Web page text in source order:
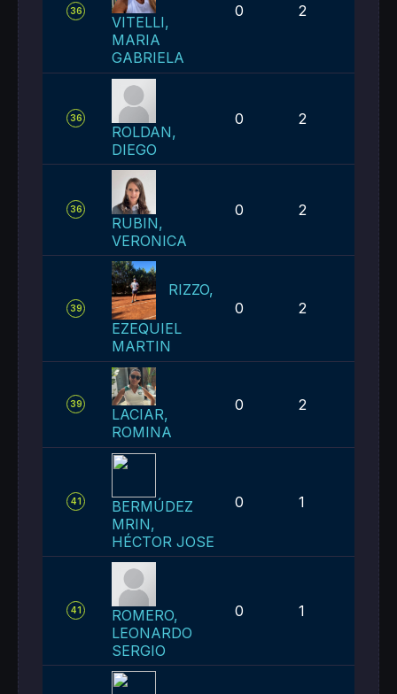
36
VITELLI,
MARIA
GABRIELA
0 2
36
ROLDAN,
DIEGO
0 2
36
RUBIN,
VERONICA
0 2
39
RIZZO,
EZEQUIEL
MARTIN
0 2
39
LACIAR,
ROMINA
0 2
41
BERMÚDEZ
MRIN,
HÉCTOR JOSE
0 1
41
ROMERO,
LEONARDO
SERGIO
0 1